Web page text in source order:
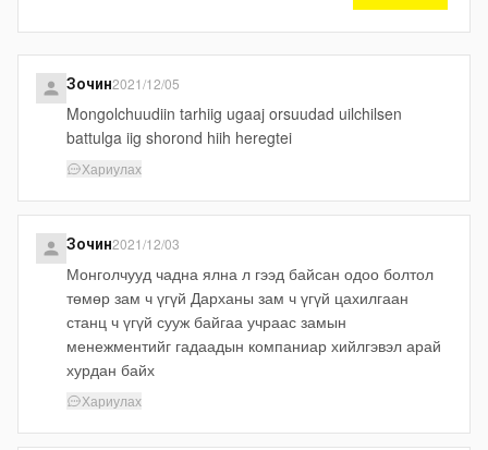
Зочин2021/12/05
Mongolchuudiin tarhiig ugaaj orsuudad uilchilsen
battulga iig shorond hiih heregtei
Хариулах
Зочин2021/12/03
Монголчууд чадна ялна л гээд байсан одоо болтол
төмөр зам ч үгүй Дарханы зам ч үгүй цахилгаан
станц ч үгүй сууж байгаа учраас замын
менежментийг гадаадын компаниар хийлгэвэл арай
хурдан байх
Хариулах